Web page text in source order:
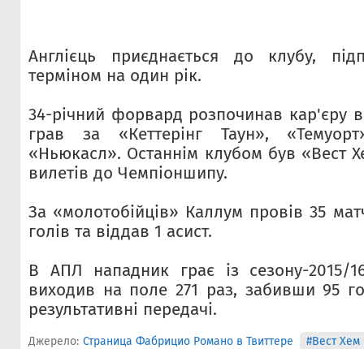
Англієць приєднається до клубу,
терміном на один рік.
34-річний форвард розпочинав кар'єру в
грав за «Кеттерінг Таун»,
«Ньюкасл». Останнім клубом був «Вест
вилетів до Чемпіоншипу.
За «молотобійців» Каллум провів 35
голів та віддав 1 асист.
В АПЛ нападник грає із сезону-2015/
виходив на поле 271 раз, забивши 95
результативні передачі.
Джерело: Страница Фабрицио Романо в Твиттере
#Вест Хем